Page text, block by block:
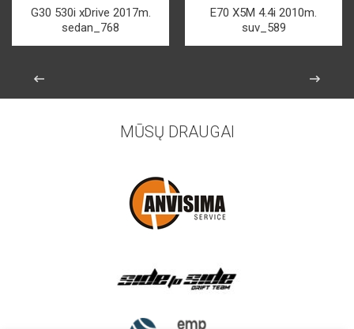
G30 530i xDrive 2017m.
sedan_768
E70 X5M 4.4i 2010m.
suv_589
MŪSŲ DRAUGAI